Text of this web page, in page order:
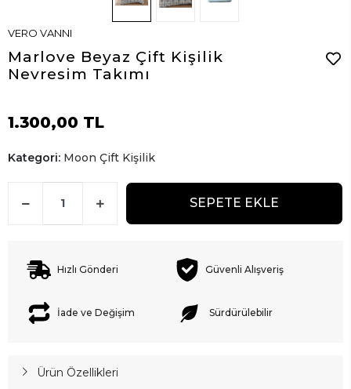
VERO VANNI
Marlove Beyaz Çift Kişilik
Nevresim Takımı
1.300,00 TL
Kategori: Moon Çift Kişilik
SEPETE EKLE
Hızlı Gönderi Güvenli Alışveriş
İade ve Değişim Sürdürülebilir
Ürün Özellikleri